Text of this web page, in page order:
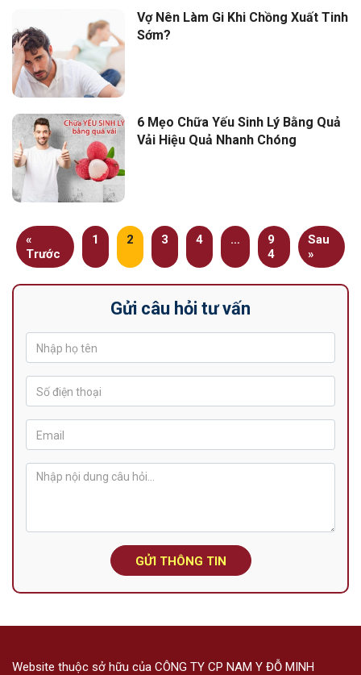
Vợ Nên Làm Gi Khi Chồng Xuất Tinh
Sớm?
6 Mẹo Chữa Yếu Sinh Lý Bằng Quả
Vải Hiệu Quả Nhanh Chóng
«
Trước
1 2 3 4 …
9
4
Sau
»
Gửi câu hỏi tư vấn
GỬI THÔNG TIN
Website thuộc sở hữu của CÔNG TY CP NAM Y ĐỖ MINH